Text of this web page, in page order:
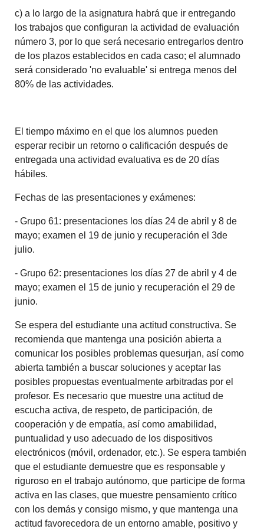
c) a lo largo de la asignatura habrá que ir entregando
los trabajos que configuran la actividad de evaluación
número 3, por lo que será necesario entregarlos dentro
de los plazos establecidos en cada caso; el alumnado
será considerado 'no evaluable' si entrega menos del
80% de las actividades.
El tiempo máximo en el que los alumnos pueden
esperar recibir un retorno o calificación después de
entregada una actividad evaluativa es de 20 días
hábiles.
Fechas de las presentaciones y exámenes:
- Grupo 61: presentaciones los días 24 de abril y 8 de
mayo; examen el 19 de junio y recuperación el 3de
julio.
- Grupo 62: presentaciones los días 27 de abril y 4 de
mayo; examen el 15 de junio y recuperación el 29 de
junio.
Se espera del estudiante una actitud constructiva. Se
recomienda que mantenga una posición abierta a
comunicar los posibles problemas quesurjan, así como
abierta también a buscar soluciones y aceptar las
posibles propuestas eventualmente arbitradas por el
profesor. Es necesario que muestre una actitud de
escucha activa, de respeto, de participación, de
cooperación y de empatía, así como amabilidad,
puntualidad y uso adecuado de los dispositivos
electrónicos (móvil, ordenador, etc.). Se espera también
que el estudiante demuestre que es responsable y
riguroso en el trabajo autónomo, que participe de forma
activa en las clases, que muestre pensamiento crítico
con los demás y consigo mismo, y que mantenga una
actitud favorecedora de un entorno amable, positivo y